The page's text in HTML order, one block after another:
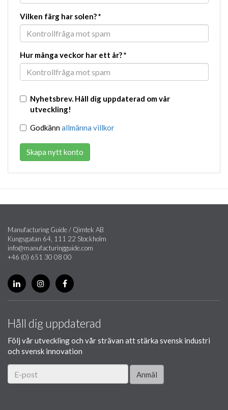
Vilken färg har solen?*
Hur många veckor har ett år?*
Nyhetsbrev. Håll dig uppdaterad om vår
utveckling!
Godkännallmänna villkor
Skapa nytt konto
Manufacturing Guide / Qimtek AB
Kungsgatan 64, 111 22 Stockholm
info@manufacturingguide.com
+46 (0) 651 30 08 00
Håll dig uppdaterad
Följ vår utveckling och vår strävan att stärka svensk industri
och svensk innovation
Anmäl